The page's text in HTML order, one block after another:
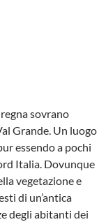
sovrano
Grande. Un luogo
essendo a pochi
Italia. Dovunque
vegetazione e
di un’antica
degli abitanti dei